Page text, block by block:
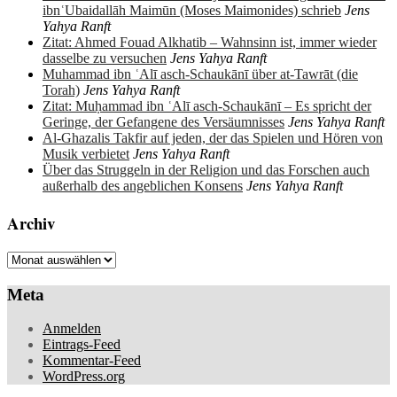
ibnʿUbaidallāh Maimūn (Moses Maimonides) schrieb Jens
Yahya Ranft
Zitat: Ahmed Fouad Alkhatib – Wahnsinn ist, immer wieder
dasselbe zu versuchen Jens Yahya Ranft
Muhammad ibn ʿAlī asch-Schaukānī über at-Tawrāt (die
Torah) Jens Yahya Ranft
Zitat: Muḥammad ibn ʿAlī asch-Schaukānī – Es spricht der
Geringe, der Gefangene des Versäumnisses Jens Yahya Ranft
Al-Ghazalis Takfir auf jeden, der das Spielen und Hören von
Musik verbietet Jens Yahya Ranft
Über das Struggeln in der Religion und das Forschen auch
außerhalb des angeblichen Konsens Jens Yahya Ranft
Archiv
Archiv
Meta
Anmelden
Eintrags-Feed
Kommentar-Feed
WordPress.org